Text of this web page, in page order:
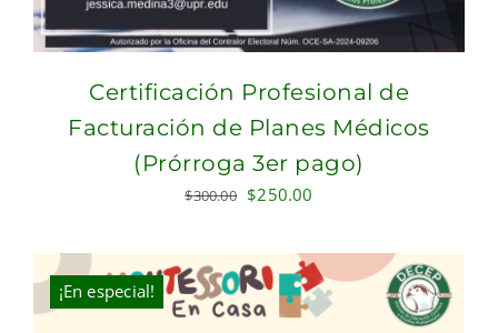
Certificación Profesional de
Facturación de Planes Médicos
(Prórroga 3er pago)
$300.00 Original
was:
$300.00.
$250.00
is:
$250.00.
¡En especial!